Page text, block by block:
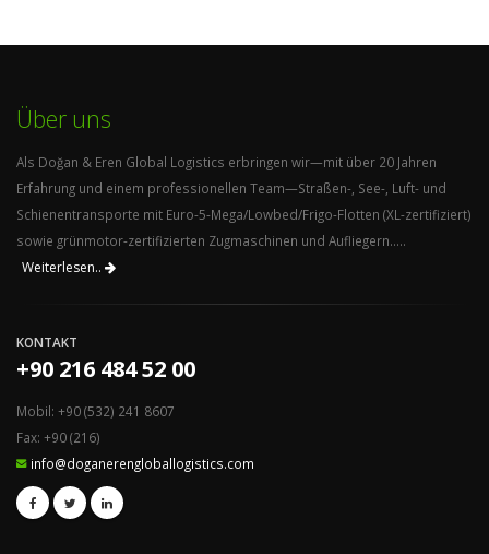
Über uns
Als Doğan & Eren Global Logistics erbringen wir—mit über 20 Jahren
Erfahrung und einem professionellen Team—Straßen-, See-, Luft- und
Schienentransporte mit Euro-5-Mega/Lowbed/Frigo-Flotten (XL-zertifiziert)
sowie grünmotor-zertifizierten Zugmaschinen und Aufliegern.....
Weiterlesen..
KONTAKT
+90 216 484 52 00
Mobil: +90 (532) 241 8607
Fax: +90 (216)
info@doganerengloballogistics.com